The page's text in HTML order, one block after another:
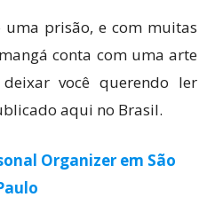
uma prisão, e com muitas
conta com uma arte
você querendo ler
aqui no Brasil.
Organizer em São